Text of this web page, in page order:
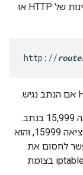
מגדירים את מאזן העומסים לביצוע בדיקת תקינות של HTTP או
http://
כדי למנוע גישה לנתב, אפשר לחסום את היציאה 15,999 בנתב.
אם מאזן העומסים הוא לא ניתן לגשת לנתב ביציאה 15999, והוא
לחסום את
היציאה באמצעות הפקודה הבאה של טבלאות iptable בצומת